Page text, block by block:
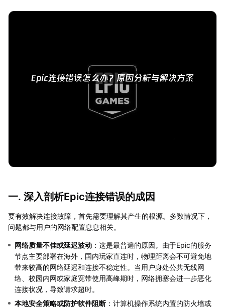
一. 深入剖析Epic连接错误的成因
要有效解决连接故障，首先需要理解其产生的根源。多数情况下，
问题都与用户的网络配置息息相关。
网络质量不佳或延迟波动 ：这是最普遍的原因。由于Epic的服务
节点主要部署在海外，国内玩家直连时，物理距离会不可避免地
带来较高的网络延迟和连接不稳定性。当用户身处公共无线网
络、校园内网或家庭宽带使用高峰期时，网络拥塞会进一步恶化
连接状况，导致请求超时。
本地安全策略或防护软件阻断 ：计算机操作系统内置的防火墙或